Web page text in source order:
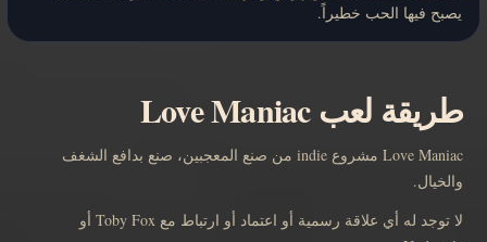
يصبح فيها الحب خطيراً.
طريقة لعب Love Maniac
Love Maniac مشروع indie من صنع المعجبين، صنع بدافع الشغف
والخيال.
لا توجد له أي علاقة رسمية أو اعتماد أو ارتباط مع Toby Fox أو